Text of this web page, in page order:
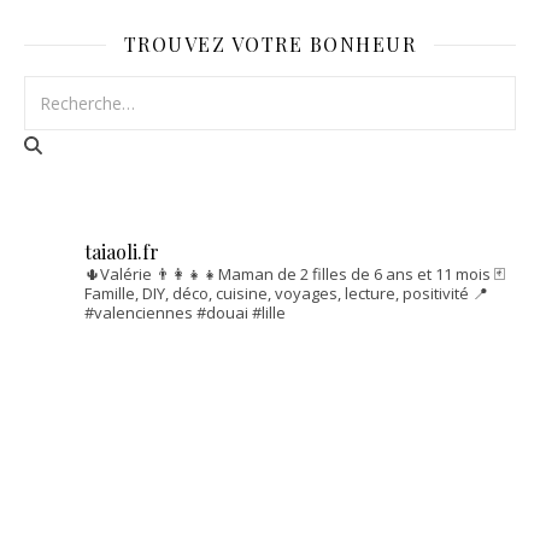
TROUVEZ VOTRE BONHEUR
taiaoli.fr
🌵Valérie 👨‍👩‍👧‍👧Maman de 2 filles de 6 ans et 11 mois 🃏
Famille, DIY, déco, cuisine, voyages, lecture, positivité 📍
#valenciennes #douai #lille